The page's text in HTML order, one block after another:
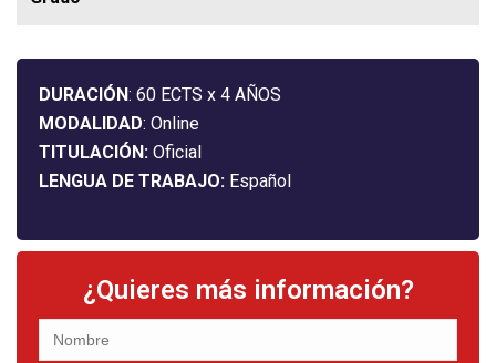
DURACIÓN: 60 ECTS x 4 AÑOS
MODALIDAD: Online
TITULACIÓN: Oficial
LENGUA DE TRABAJO: Español
¿Quieres más información?